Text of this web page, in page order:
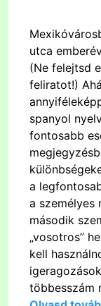
utca
(Ne felejtsd
feliratot!)
spanyol
fontosabb
a
a személyes
második
„vosotros”
kell
többesszám